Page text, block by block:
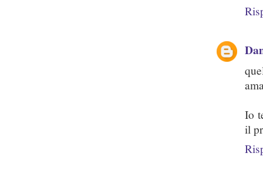
Io
il